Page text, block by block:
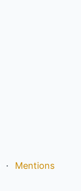
·
Mentions